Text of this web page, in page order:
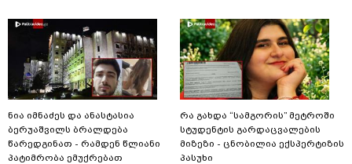
ნია იმნაძეს და ანასტასია
ბერუაშვილს ბრალდება
წარედგინათ - რამდენ წლიანი
პატიმრობა ემუქრებათ
რა გახდა “სამგორის” მეტროში
სტუდენტის გარდაცვალების
მიზეზი - ცნობილია ექსპერტიზის
პასუხი